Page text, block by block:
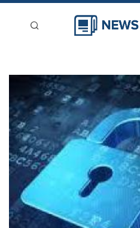
新聞稿分類
登入